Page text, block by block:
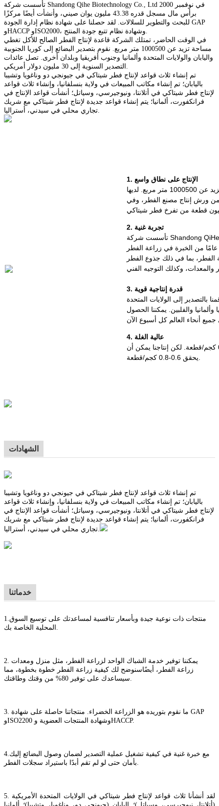
تأسست شركة Shandong Qihe Biotechnology Co., Ltd في نوفمبر 2000
برأس مال مسجل قدره 43.38 مليون يوان صيني، وأنشأت أيضًا مركزًا
للبحث والتطوير للسلالات. لقد حصلنا على شهادة نظام إدارة الجودة GAP
في الوقت الحاضر، تمتلك الشركة قاعدة لإنتاج الفطر الصالح للأكل تغطي
مساحة تزيد عن 1000500 متر مربع. نقوم بتصدير البضائع إلى كوريا الجنوبية
واليابان والولايات المتحدة وألمانيا وجنوب أفريقيا وبلدان أخرى. تصل عائدات
تم إنشاء ثلاث قواعد لإنتاج فطر شيتاكي في جيونجي دو وناغويا وتشيبا
باليابان؛ تم إنشاء مكاتب المبيعات في ولاية بنسلفانيا، وإنشاء ثلاث قواعد
لإنتاج فطر شيتاكي في أتلانتا، ونيوجيرسي، وسياتل؛ أنشأت قواعد الإنتاج في
فرانكفورت، ألمانيا؛ يتم إنشاء قواعد جديدة لإنتاج فطر شيتاكي مع شريك
1. الإنتاج على نطاق واسع
لدينا قاعدة لإنتاج الفطر الصالح للأكل تغطي مساحة تزيد عن 1000500 متر مربع. لديها
و140,000 متر مربع من ورش إنتاج مصنع الفطر، وفي
2. تجربة غنية
تأسست شركة Shandong QiHe Bio-Technology Co., Ltd في نوفمبر 2000 برأس
مال مسجل قدره 43.38 مليون يوان صيني. لدينا 18 عامًا من الخبرة في زراعة الفطر
الفطر، بما في ذلك جذوع الفطر
3. قدرة إنتاجية قوية
قمنا بالتصدير إلى الولايات المتحدة
والفلبين. يمكننا الحصول
4. عالية الغلة
يبلغ إنتاج فطر شيتاكي الشائع في السوق حوالي 0.5 كجم/قطعة. لكن إنتاجنا يمكن أن
الشهادات
تم إنشاء ثلاث قواعد لإنتاج فطر شيتاكي في جيونجي دو وناغويا وتشيبا
باليابان؛ تم إنشاء مكاتب المبيعات في ولاية بنسلفانيا، وإنشاء ثلاث قواعد
لإنتاج فطر شيتاكي في أتلانتا، ونيوجيرسي، وسياتل؛ أنشأت قواعد الإنتاج في
فرانكفورت، ألمانيا؛ يتم إنشاء قواعد جديدة لإنتاج فطر شيتاكي مع شريك
خدماتنا
1. منتجات ذات نوعية جيدة وبأسعار تنافسية لمساعدتك على توسيع السوق
2. يمكننا توفير خدمة الشباك الواحد لزراعة الفطر، مثل منزل ومعدات
زراعة الفطر، أيضًاسنوضح لك كيفية زراعة الفطر خطوة بخطوة، مما
3. ما نقوم بتوريده هو الزراعة الخضراء. منتجاتنا حاصلة على شهادة GAP
وISO2200 وشهادة المنتجات العضوية وHACCP.
4. مع خبرة غنية في كيفية تشغيل عملية التصدير لضمان وصول البضائع إليك
5. لقد أنشأنا ثلاث قواعد لإنتاج فطر شيتاكي في الولايات المتحدة الأمريكية